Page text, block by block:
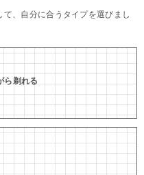
、自分に合うタイプを選びまし
ら剃れる